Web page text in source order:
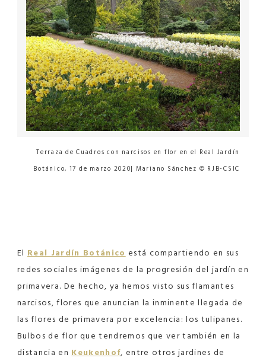
Terraza de Cuadros con narcisos en flor en el Real Jardín
Botánico, 17 de marzo 2020| Mariano Sánchez © RJB-CSIC
El Real Jardín Botánicoestá compartiendo en sus
redes sociales imágenes de la progresión del jardín en
primavera. De hecho, ya hemos visto sus flamantes
narcisos, flores que anuncian la inminente llegada de
las flores de primavera por excelencia: los tulipanes.
Bulbos de flor que tendremos que ver también en la
distancia enKeukenhof, entre otros jardines de